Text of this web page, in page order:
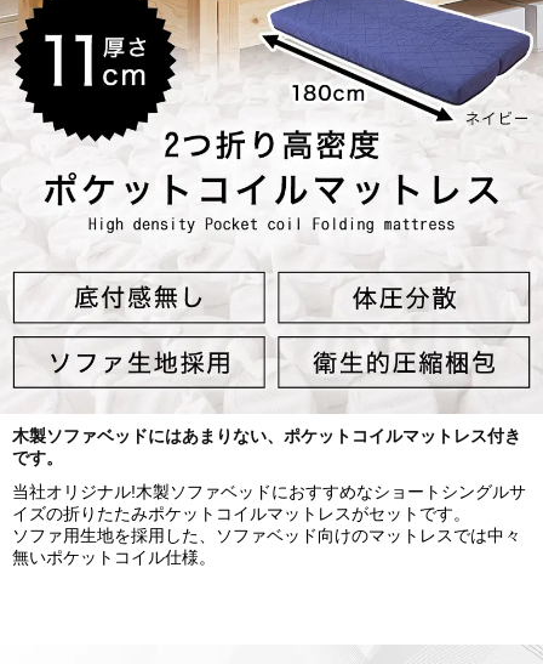
木製ソファベッドにはあまりない、ポケットコイルマットレス付き
です。
当社オリジナル!木製ソファベッドにおすすめなショートシングルサ
イズの折りたたみポケットコイルマットレスがセットです。
ソファ用生地を採用した、ソファベッド向けのマットレスでは中々
無いポケットコイル仕様。